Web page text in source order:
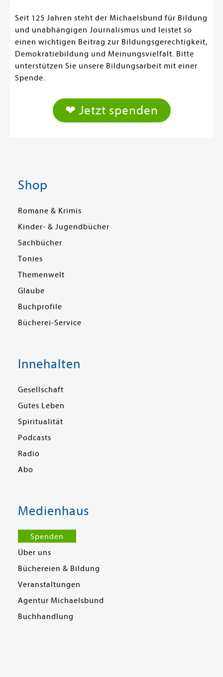
Seit 125 Jahren steht der Michaelsbund für Bildung
und unabhängigen Journalismus und leistet so
einen wichtigen Beitrag zur Bildungsgerechtigkeit,
Demokratiebildung und Meinungsvielfalt. Bitte
unterstützen Sie unsere Bildungsarbeit mit einer
Spende.
❤ Jetzt spenden
Shop
Romane & Krimis
Kinder- & Jugendbücher
Sachbücher
Tonies
Themenwelt
Glaube
Buchprofile
Bücherei-Service
Innehalten
Gesellschaft
Gutes Leben
Spiritualität
Podcasts
Radio
Abo
Medienhaus
Spenden
Über uns
Büchereien & Bildung
Veranstaltungen
Agentur Michaelsbund
Buchhandlung